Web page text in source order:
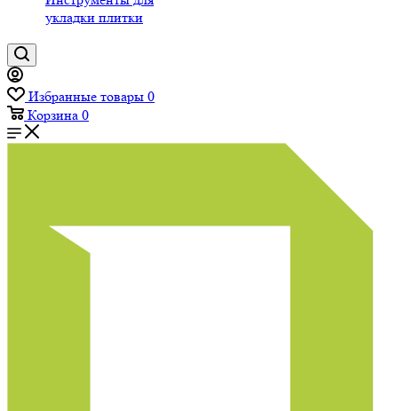
укладки плитки
Избранные товары 0
Корзина 0